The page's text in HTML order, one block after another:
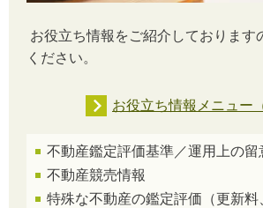
お役立ち情報をご紹介しております
ください。
お役立ち情報メニュー
不動産鑑定評価基準／運用上の留
不動産競売情報
特殊な不動産の鑑定評価（更新料